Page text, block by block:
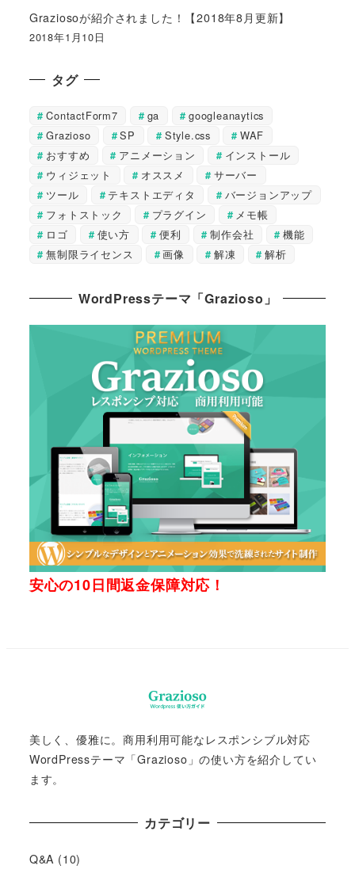
Graziosoが紹介されました！【2018年8月更新】
2018年1月10日
タグ
ContactForm7 ga
googleanaytics
Grazioso
SP Style.css
WAF
おすすめ
アニメーション
インストール
ウィジェット
オススメ
サーバー
ツール
テキストエディタ
バージョンアップ
フォトストック
プラグイン
メモ帳
ロゴ
使い方 便利 制作会社
機能
無制限ライセンス
画像 解凍 解析
WordPressテーマ「Grazioso」
安心の10日間返金保障対応！
美しく、優雅に。商用利用可能なレスポンシブル対応
WordPressテーマ「Grazioso」の使い方を紹介してい
ます。
カテゴリー
Q&A (10)